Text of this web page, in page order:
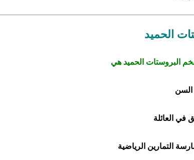
الحميد
البروستات الحميد هي
السن
العائلة
التمارين الرياضية